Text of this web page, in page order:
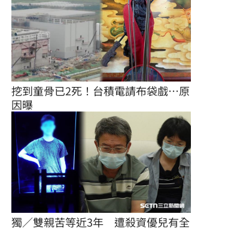
挖到童骨已2死！台積電請布袋戲…原
因曝
獨／雙親苦等近3年　遭殺資優兒有全